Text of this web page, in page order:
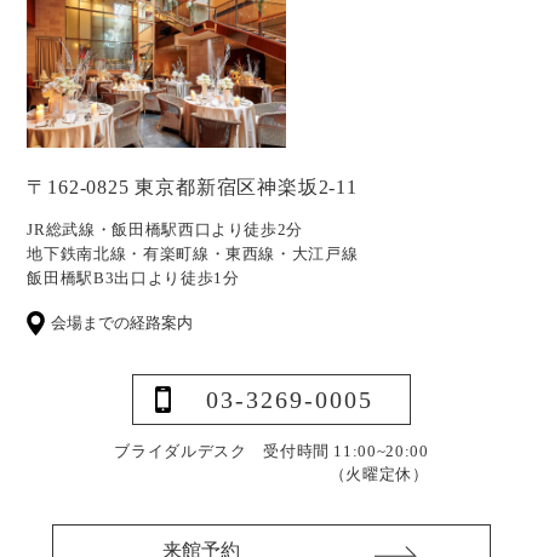
〒162-0825 東京都新宿区神楽坂2-11
JR総武線・飯田橋駅西口より徒歩2分
地下鉄南北線・有楽町線・東西線・大江戸線
飯田橋駅B3出口より徒歩1分
会場までの経路案内
03-3269-0005
ブライダルデスク 受付時間 11:00~20:00
（火曜定休）
来館予約